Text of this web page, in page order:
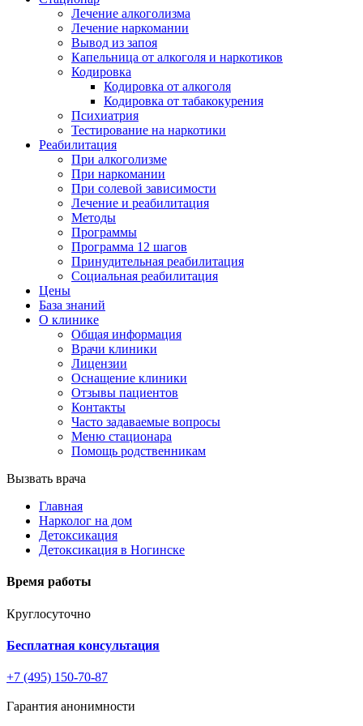
Лечение алкоголизма
Лечение наркомании
Вывод из запоя
Капельница от алкоголя и наркотиков
Кодировка
Кодировка от алкоголя
Кодировка от табакокурения
Психиатрия
Тестирование на наркотики
Реабилитация
При алкоголизме
При наркомании
При солевой зависимости
Лечение и реабилитация
Методы
Программы
Программа 12 шагов
Принудительная реабилитация
Социальная реабилитация
Цены
База знаний
О клинике
Общая информация
Врачи клиники
Лицензии
Оснащение клиники
Отзывы пациентов
Контакты
Часто задаваемые вопросы
Меню стационара
Помощь родственникам
Вызвать врача
Главная
Нарколог на дом
Детоксикация
Детоксикация в Ногинске
Время работы
Круглосуточно
Бесплатная консультация
+7 (495) 150-70-87
Гарантия анонимности